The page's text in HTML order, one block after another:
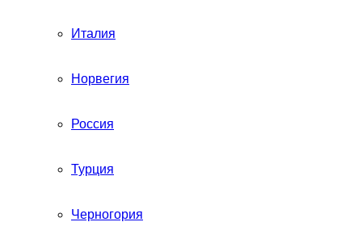
Италия
Норвегия
Россия
Турция
Черногория